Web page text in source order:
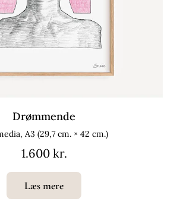
Drømmende
A3 (29,7 cm. × 42 cm.)
1.600 kr.
Læs mere